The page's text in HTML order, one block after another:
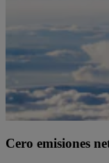
Cero emisiones